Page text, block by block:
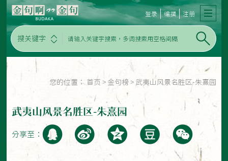
搜关键字
登录 编撰 注册
您的位置： 首页 > 金句榜 > 武夷山风景名胜区-朱熹园
武夷山风景名胜区-朱熹园
分享至：